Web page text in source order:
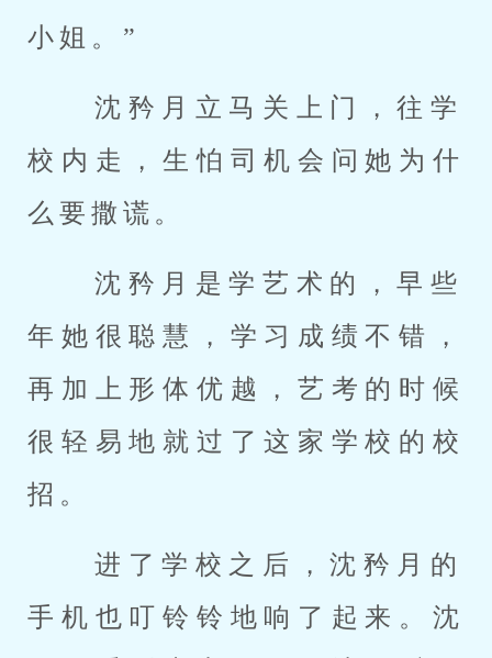
小姐。”
校内走，生怕司机会问她为什
么要撒谎。
年她很聪慧，学习成绩不错，
再加上形体优越，艺考的时候
很轻易地就过了这家学校的校
招。
手机也叮铃铃地响了起来。沈